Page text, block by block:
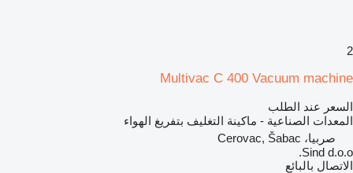
2
Multivac C 400 Vacuum machine
السعر عند الطلب
المعدات الصناعية - ماكينة التغليف بتفريغ الهواء
صربيا، Cerovac, Šabac
Sind d.o.o.
الاتصال بالبائع